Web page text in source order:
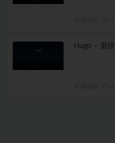
Hugo – 最